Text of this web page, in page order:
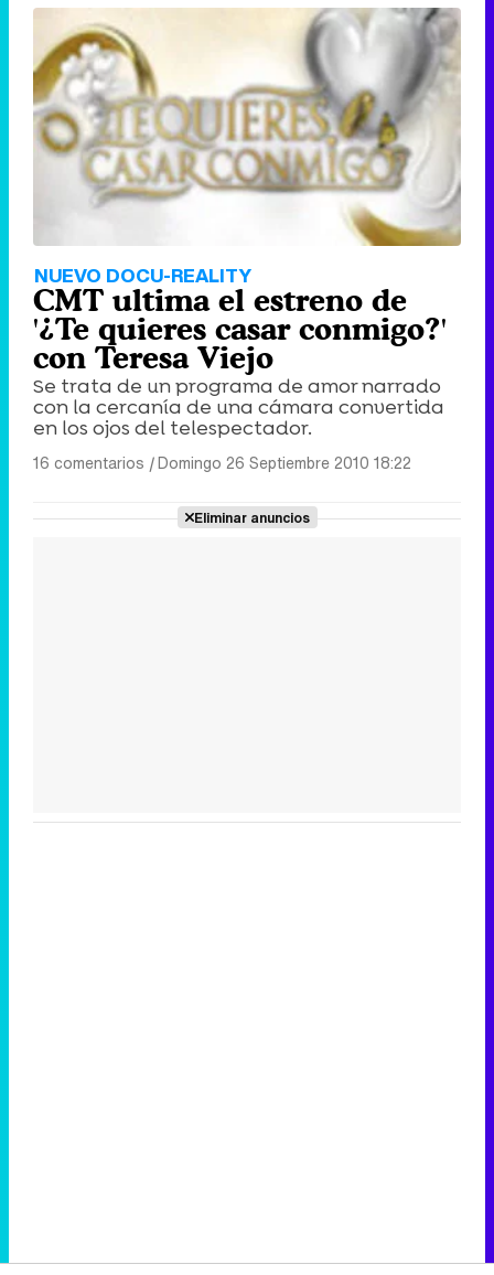
NUEVO DOCU-REALITY
CMT ultima el estreno de
'¿Te quieres casar conmigo?'
con Teresa Viejo
Se trata de un programa de amor narrado
con la cercanía de una cámara convertida
en los ojos del telespectador.
16 comentarios |Domingo 26 Septiembre 2010 18:22
Eliminar anuncios